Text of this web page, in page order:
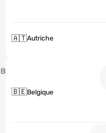
🇦🇹Autriche
B
🇧🇪Belgique